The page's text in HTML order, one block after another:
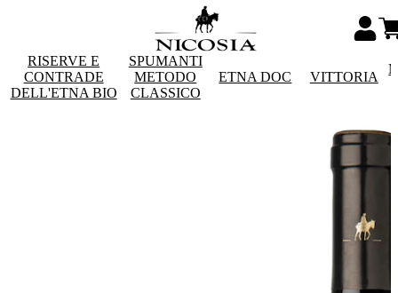
RISERVE E
CONTRADE
DELL'ETNA BIO
SPUMANTI
METODO
CLASSICO
ETNA DOC VITTORIA